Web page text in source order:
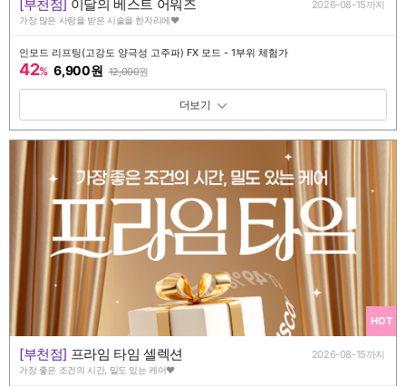
[부천점] 이달의 베스트 어워즈 2026-08-15까지
가장 많은 사랑을 받은 시술을 한자리에♥
인모드 리프팅(고강도 양극성 고주파) FX 모드 - 1부위 체험가
42% 6,900원 12,000원
패키지 보기 토글
HOT
[부천점] 프라임 타임 셀렉션 2026-08-15까지
가장 좋은 조건의 시간, 밀도 있는 케어♥️